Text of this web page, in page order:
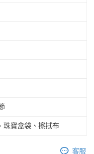
珠寶盒袋、擦拭布
客服